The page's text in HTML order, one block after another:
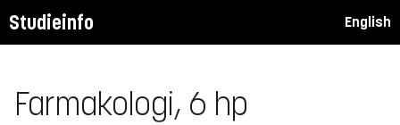
Studieinfo English
Farmakologi, 6 hp